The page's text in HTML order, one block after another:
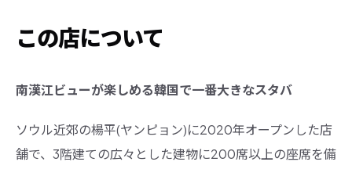
この店について
南漢江ビューが楽しめる韓国で一番大きなスタバ
ソウル近郊の楊平(ヤンピョン)に2020年オープンした店
舗で、3階建ての広々とした建物に200席以上の座席を備